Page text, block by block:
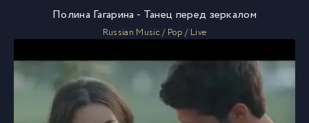
Полина Гагарина - Танец перед зеркалом
Russian Music / Pop / Live